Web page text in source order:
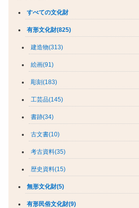
すべての文化財
有形文化財(825)
建造物(313)
絵画(91)
彫刻(183)
工芸品(145)
書跡(34)
古文書(10)
考古資料(35)
歴史資料(15)
無形文化財(5)
有形民俗文化財(9)